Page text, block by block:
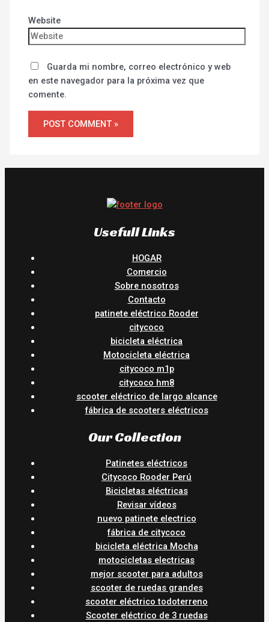
Website
Guarda mi nombre, correo electrónico y web
en este navegador para la próxima vez que
comente.
Usefull Links
HOGAR
Comercio
Sobre nosotros
Contacto
patinete eléctrico Rooder
citycoco
bicicleta eléctrica
Motocicleta eléctrica
citycoco m1p
citycoco hm8
scooter eléctrico de largo alcance
fábrica de scooters eléctricos
Our Collection
Patinetes eléctricos
Citycoco Rooder Perú
Bicicletas eléctricas
Revisar vídeos
nuevo patinete electrico
fábrica de citycoco
bicicleta eléctrica Mocha
motocicletas electricas
mejor scooter para adultos
scooter de ruedas grandes
scooter eléctrico todoterreno
Scooter eléctrico de 3 ruedas